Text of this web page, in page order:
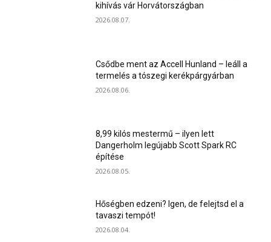
kihívás vár Horvátországban
2026.08.07.
Csődbe ment az Accell Hunland – leáll a
termelés a tószegi kerékpárgyárban
2026.08.06.
8,99 kilós mestermű – ilyen lett
Dangerholm legújabb Scott Spark RC
építése
2026.08.05.
Hőségben edzeni? Igen, de felejtsd el a
tavaszi tempót!
2026.08.04.